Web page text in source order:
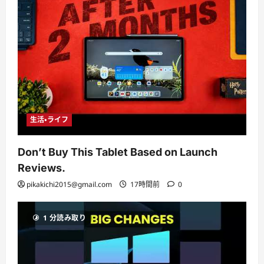
生活・ライフ
Don’t Buy This Tablet Based on Launch
Reviews.
pikakichi2015@gmail.com 17時間前 0
1 分読み取り